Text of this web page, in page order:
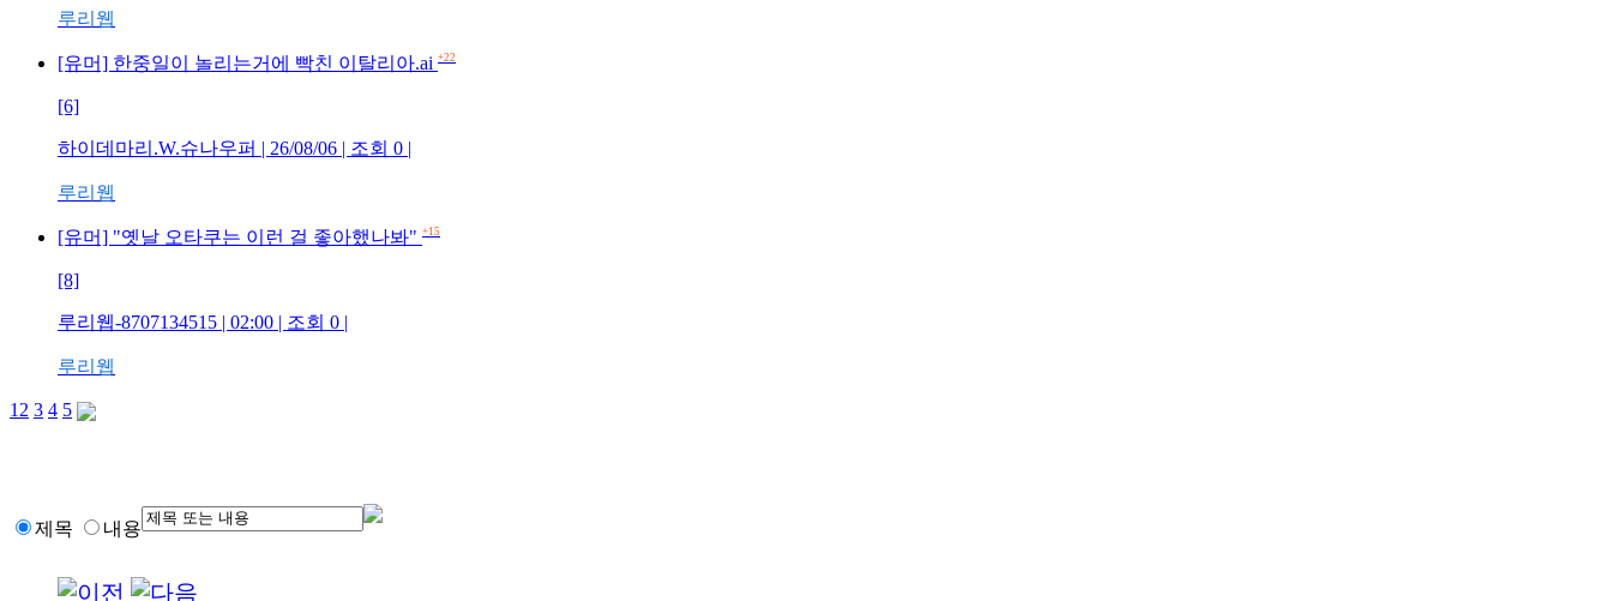
루리웹
[유머] 한중일이 놀리는거에 빡친 이탈리아.ai +22
[6]
하이데마리.W.슈나우퍼 | 26/08/06 | 조회 0 |
루리웹
[유머] "옛날 오타쿠는 이런 걸 좋아했나봐" +15
[8]
루리웹-8707134515 | 02:00 | 조회 0 |
루리웹
1 2 3 4 5
제목 내용